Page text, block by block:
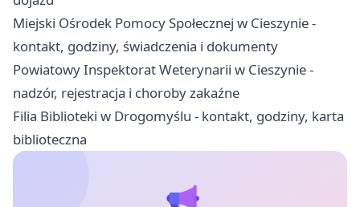
Miejski Ośrodek Pomocy Społecznej w Cieszynie -
kontakt, godziny, świadczenia i dokumenty
Powiatowy Inspektorat Weterynarii w Cieszynie -
nadzór, rejestracja i choroby zakaźne
Filia Biblioteki w Drogomyślu - kontakt, godziny, karta
biblioteczna